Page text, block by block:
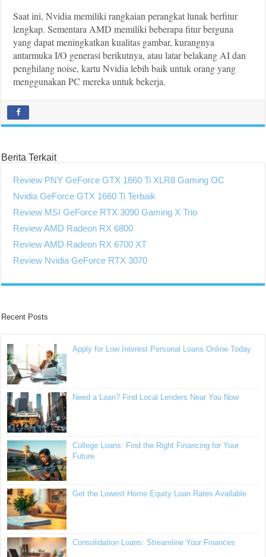
Saat ini, Nvidia memiliki rangkaian perangkat lunak berfitur
lengkap. Sementara AMD memiliki beberapa fitur berguna
yang dapat meningkatkan kualitas gambar, kurangnya
antarmuka I/O generasi berikutnya, atau latar belakang AI dan
penghilang noise, kartu Nvidia lebih baik untuk orang yang
menggunakan PC mereka untuk bekerja.
Berita Terkait
Review PNY GeForce GTX 1660 Ti XLR8 Gaming OC
Nvidia GeForce GTX 1660 Ti Terbaik
Review MSI GeForce RTX 3090 Gaming X Trio
Review AMD Radeon RX 6800
Review AMD Radeon RX 6700 XT
Review Nvidia GeForce RTX 3070
Recent Posts
Apply for Low Interest Personal Loans Online Today
Need a Loan? Find Local Lenders Near You Now
College Loans: Find the Right Financing for Your
Future
Get the Lowest Home Equity Loan Rates Available
Consolidation Loans: Streamline Your Finances